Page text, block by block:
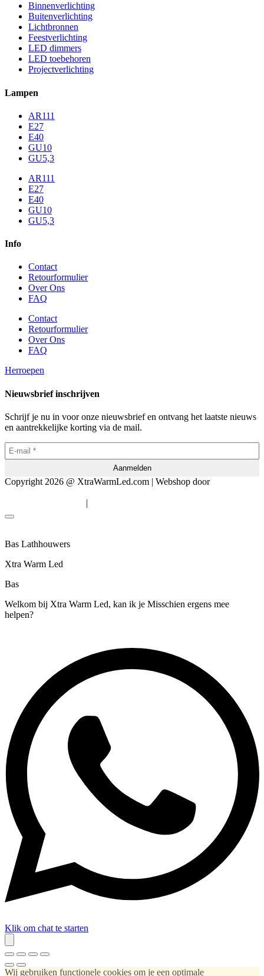
Binnenverlichting
Buitenverlichting
Lichtbronnen
Feestverlichting
LED dimmers
LED toebehoren
Projectverlichting
Lampen
AR111
E27
E40
GU10
GU5,3
AR111
E27
E40
GU10
GU5,3
Info
Contact
Retourformulier
Over Ons
FAQ
Contact
Retourformulier
Over Ons
FAQ
Herroepen
Nieuwsbrief inschrijven
Schrijf je nu in voor onze nieuwsbrief en ontvang het laatste nieuws
en aantrekkelijke korting via de mail.
Copyright 2026 @ XtraWarmLed.com | Webshop door
|
Bas Lathhouwers
Xtra Warm Led
Bas
Welkom bij Xtra Warm Led, kan ik je Misschien ergens mee
helpen?
Klik om chat te starten
Wij gebruiken functionele cookies om je een optimale